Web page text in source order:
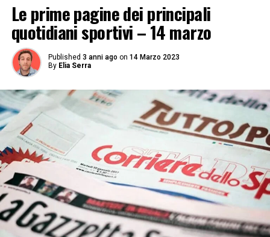
Le prime pagine dei principali
quotidiani sportivi – 14 marzo
Published 3 anni ago on 14 Marzo 2023
By Elia Serra